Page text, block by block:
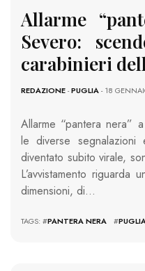
Allarme
Severo:
carabinieri
REDAZIONE-PUGLIA- 18
Allarme “pantera nera”
le diverse
diventato subito virale,
L’avvistamento riguarda
dimensioni, di…
TAGS: #PANTERA NERA #